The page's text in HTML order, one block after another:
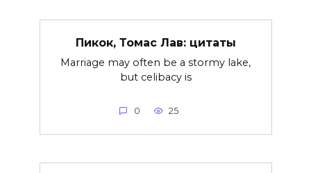
Пикок, Томас Лав: цитаты
Marriage may often be a stormy lake,
but celibacy is
0 25